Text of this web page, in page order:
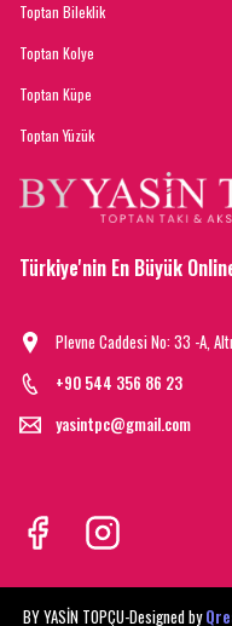
Toptan Bileklik
Toptan Kolye
Toptan Küpe
Toptan Yüzük
Türkiye'nin En Büyük
Plevne Caddesi No: 33 -A,
+90 544 356 86 23
yasintpc@gmail.com
BY YASİN TOPÇU-Designed by